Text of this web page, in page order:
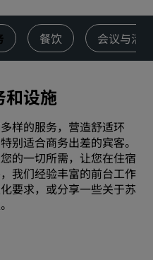
餐饮 会议与活动
和设施
样的服务，营造舒适环
别适合商务出差的宾客。
的一切所需，让您在住宿
我们经验丰富的前台工作
要求，或分享一些关于苏